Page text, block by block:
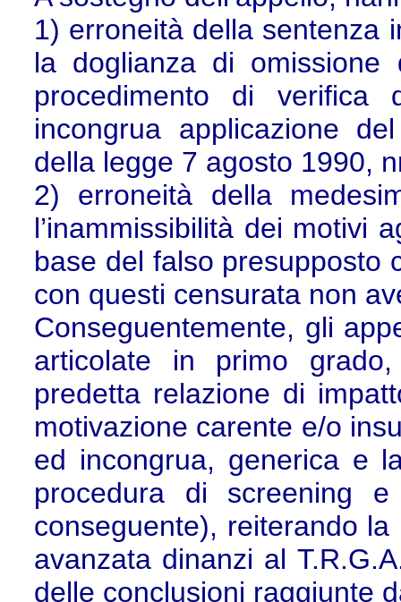
1) erroneità della sentenza
la doglianza di omissione
procedimento di verifica
incongrua applicazione
della legge 7 agosto 1990,
2) erroneità della
l’inammissibilità dei motivi
base del falso presupposto
con questi censurata non
Conseguentemente, gli
articolate in primo
predetta relazione di
motivazione carente e/o
ed incongrua, generica e
procedura di screening e
conseguente), reiterando
avanzata dinanzi al
delle conclusioni raggiunte